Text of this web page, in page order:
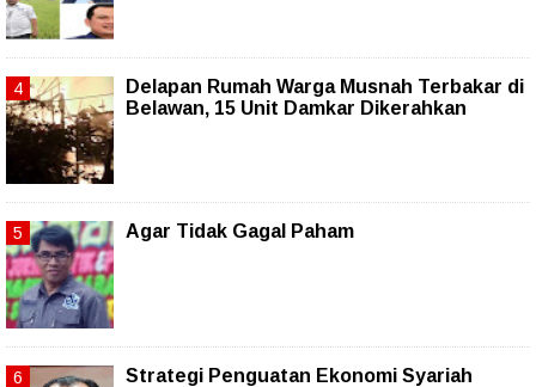
Delapan Rumah Warga Musnah Terbakar di
Belawan, 15 Unit Damkar Dikerahkan
Agar Tidak Gagal Paham
Strategi Penguatan Ekonomi Syariah